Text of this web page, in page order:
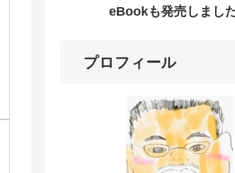
eBookも発売しまし
プロフィール